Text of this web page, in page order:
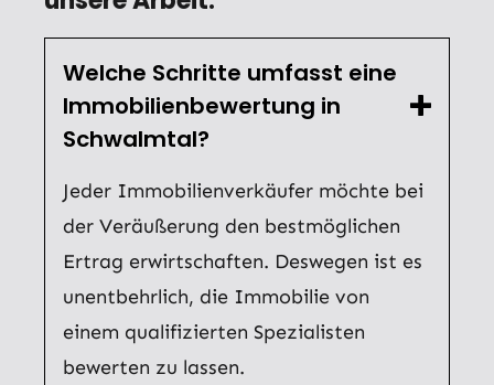
Welche Schritte umfasst eine
Immobilienbewertung in
Schwalmtal?
Jeder Immobilienverkäufer möchte bei
der Veräußerung den bestmöglichen
Ertrag erwirtschaften. Deswegen ist es
unentbehrlich, die Immobilie von
einem qualifizierten Spezialisten
bewerten zu lassen.